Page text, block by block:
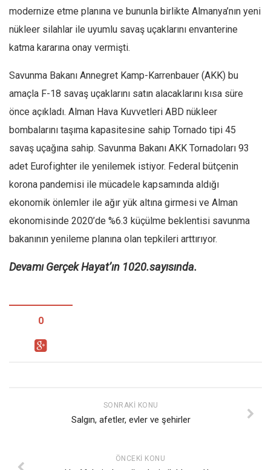
Hayat
Siyaset
Afrika
İslam Dünyası
Amerika
Avustralya
Tarih
Düşünce
modernize etme planına ve bununla birlikte Almanya’nın yeni
nükleer silahlar ile uyumlu savaş uçaklarını envanterine
katma kararına onay vermişti.
Savunma Bakanı Annegret Kamp-Karrenbauer (AKK) bu
amaçla F-18 savaş uçaklarını satın alacaklarını kısa süre
önce açıkladı. Alman Hava Kuvvetleri ABD nükleer
bombalarını taşıma kapasitesine sahip Tornado tipi 45
savaş uçağına sahip. Savunma Bakanı AKK Tornadoları 93
adet Eurofighter ile yenilemek istiyor. Federal bütçenin
korona pandemisi ile mücadele kapsamında aldığı
ekonomik önlemler ile ağır yük altına girmesi ve Alman
ekonomisinde 2020’de %6.3 küçülme beklentisi savunma
bakanının yenileme planına olan tepkileri arttırıyor.
Devamı Gerçek Hayat’ın 1020.sayısında.
0
SONRAKI KONU
Salgın, afetler, evler ve şehirler
ÖNCEKI KONU